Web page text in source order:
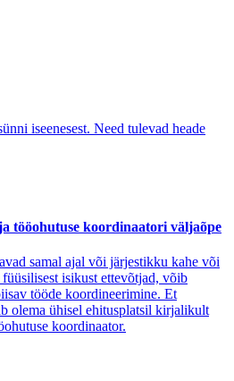
iseenesest. Need tulevad heade
tööohutuse koordinaatori väljaõpe
samal ajal või järjestikku kahe või
isikust ettevõtjad, võib
tööde koordineerimine. Et
olema ühisel ehitusplatsil kirjalikult
koordinaator.